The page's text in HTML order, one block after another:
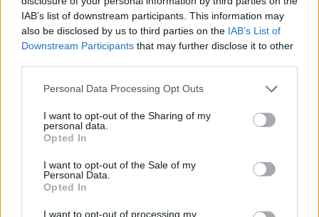
IAB’s list of downstream participants. This information may
also be disclosed by us to third parties on the IAB’s List of
Downstream Participants that may further disclose it to other
Please note that this website/app uses one or more Google
not limited to your visit or usage behaviour. You may click to
grant or deny consent to Google and its third-party tags to
use your data for below specified purposes in below Google
consent section.
Personal Data Processing Opt Outs
I want to opt-out of the Sharing of my
personal data.
Opted In
I want to opt-out of the Sale of my
Personal Data.
Opted In
I want to opt-out of processing my
Δείτε ακόμη: Kara Del Toro